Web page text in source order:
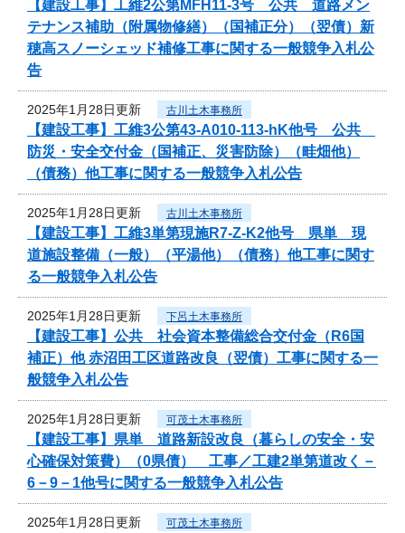
【建設工事】工維2公第MFH11-3号 公共 道路メン
テナンス補助（附属物修繕）（国補正分）（翌債）新
穂高スノーシェッド補修工事に関する一般競争入札公
告
2025年1月28日更新 古川土木事務所
【建設工事】工維3公第43-A010-113-hK他号 公共
防災・安全交付金（国補正、災害防除）（畦畑他）
（債務）他工事に関する一般競争入札公告
2025年1月28日更新 古川土木事務所
【建設工事】工維3単第現施R7-Z-K2他号 県単 現
道施設整備（一般）（平湯他）（債務）他工事に関す
る一般競争入札公告
2025年1月28日更新 下呂土木事務所
【建設工事】公共 社会資本整備総合交付金（R6国
補正）他 赤沼田工区道路改良（翌債）工事に関する一
般競争入札公告
2025年1月28日更新 可茂土木事務所
【建設工事】県単 道路新設改良（暮らしの安全・安
心確保対策費）（0県債） 工事／工建2単第道改く－
6－9－1他号に関する一般競争入札公告
2025年1月28日更新 可茂土木事務所